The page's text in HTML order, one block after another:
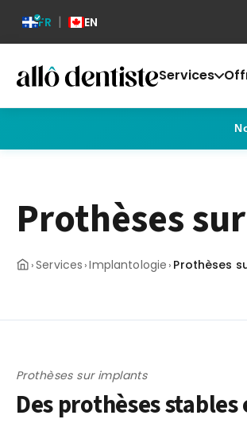
FR | EN
Services
Prothèses
›Services ›Implantologie › Prothèses
Prothèses sur implants
Des prothèses